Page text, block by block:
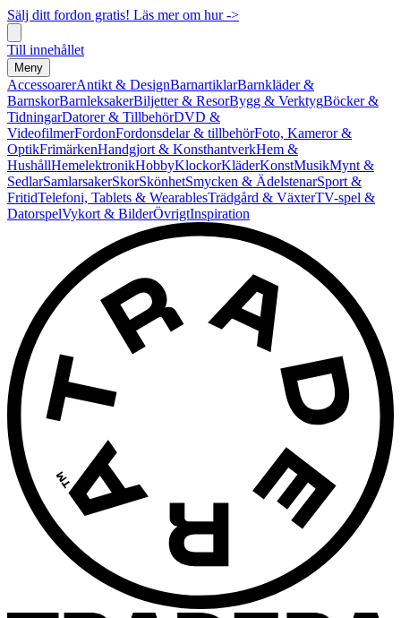
Sälj ditt fordon gratis! Läs mer om hur ->
Till innehållet
Meny
AccessoarerAntikt & DesignBarnartiklarBarnkläder &
BarnskorBarnleksakerBiljetter & ResorBygg & VerktygBöcker &
TidningarDatorer & TillbehörDVD &
VideofilmerFordonFordonsdelar & tillbehörFoto, Kameror &
OptikFrimärkenHandgjort & KonsthantverkHem &
HushållHemelektronikHobbyKlockorKläderKonstMusikMynt &
SedlarSamlarsakerSkorSkönhetSmycken & ÄdelstenarSport &
FritidTelefoni, Tablets & WearablesTrädgård & VäxterTV-spel &
DatorspelVykort & BilderÖvrigtInspiration